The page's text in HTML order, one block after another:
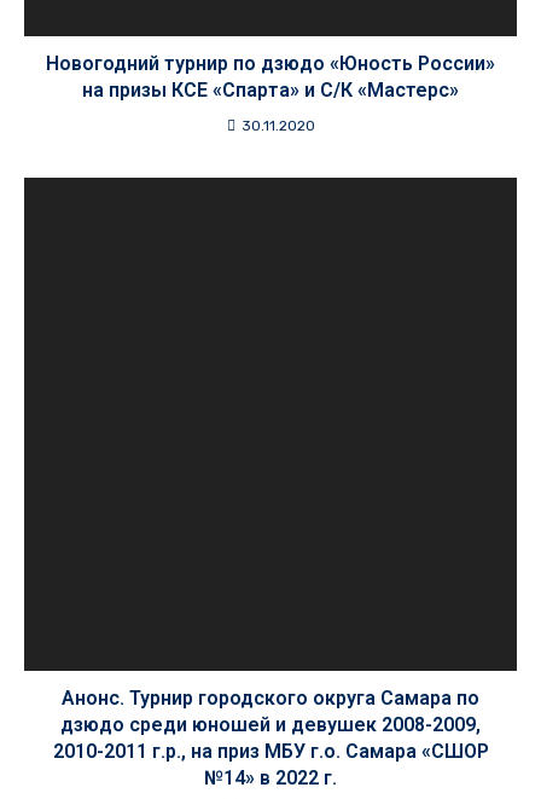
Новогодний турнир по дзюдо «Юность России»
на призы КСЕ «Спарта» и С/К «Мастерс»
30.11.2020
Анонс. Турнир городского округа Самара по
дзюдо среди юношей и девушек 2008-2009,
2010-2011 г.р., на приз МБУ г.о. Самара «СШОР
№14» в 2022 г.